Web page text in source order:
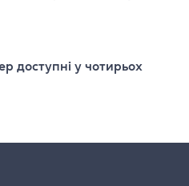
доступні у чотирьох